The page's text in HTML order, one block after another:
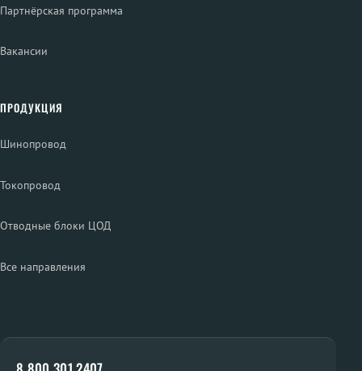
Партнёрская программа
Вакансии
ПРОДУКЦИЯ
Шинопровод
Токопровод
Отводные блоки ЦОД
Все направления